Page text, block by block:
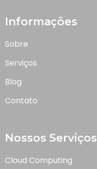
Informações
Sobre
Serviços
Blog
Contato
Nossos Serviços
Cloud Computing